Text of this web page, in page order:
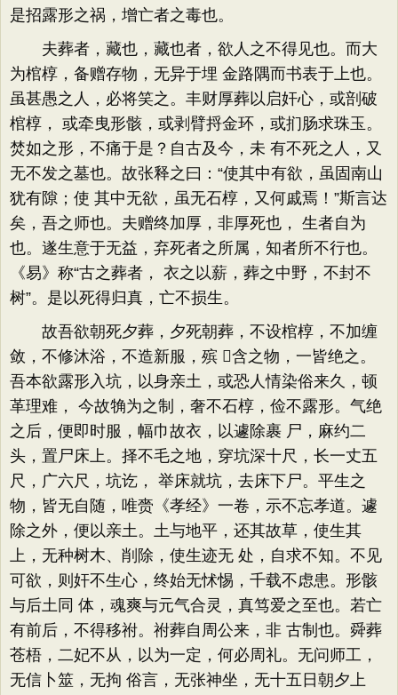
是招露形之祸，增亡者之毒也。
夫葬者，藏也，藏也者，欲人之不得见也。而大
为棺椁，备赠存物，无异于埋 金路隅而书表于上也。
虽甚愚之人，必将笑之。丰财厚葬以启奸心，或剖破
棺椁， 或牵曳形骸，或剥臂捋金环，或扪肠求珠玉。
焚如之形，不痛于是？自古及今，未 有不死之人，又
无不发之墓也。故张释之曰：“使其中有欲，虽固南山
犹有隙；使 其中无欲，虽无石椁，又何戚焉！”斯言达
矣，吾之师也。夫赠终加厚，非厚死也， 生者自为
也。遂生意于无益，弃死者之所属，知者所不行也。
《易》称“古之葬者， 衣之以薪，葬之中野，不封不
树”。是以死得归真，亡不损生。
故吾欲朝死夕葬，夕死朝葬，不设棺椁，不加缠
敛，不修沐浴，不造新服，殡 含之物，一皆绝之。
吾本欲露形入坑，以身亲土，或恐人情染俗来久，顿
革理难， 今故觕为之制，奢不石椁，俭不露形。气绝
之后，便即时服，幅巾故衣，以遽除裹 尸，麻约二
头，置尸床上。择不毛之地，穿坑深十尺，长一丈五
尺，广六尺，坑讫， 举床就坑，去床下尸。平生之
物，皆无自随，唯赍《孝经》一卷，示不忘孝道。遽
除之外，便以亲土。土与地平，还其故草，使生其
上，无种树木、削除，使生迹无 处，自求不知。不见
可欲，则奸不生心，终始无怵惕，千载不虑患。形骸
与后土同 体，魂爽与元气合灵，真笃爱之至也。若亡
有前后，不得移祔。祔葬自周公来，非 古制也。舜葬
苍梧，二妃不从，以为一定，何必周礼。无问师工，
无信卜筮，无拘 俗言，无张神坐，无十五日朝夕上